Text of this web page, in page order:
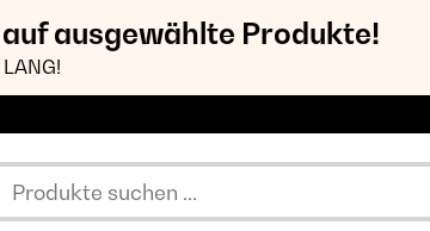
auf ausgewählte Produkte!